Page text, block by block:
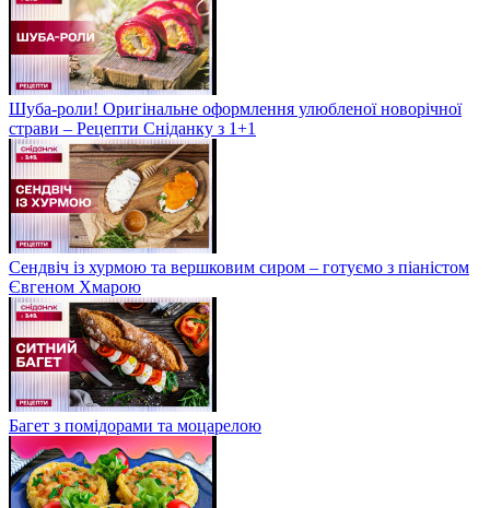
Шуба-роли! Оригінальне оформлення улюбленої новорічної
страви – Рецепти Сніданку з 1+1
Сендвіч із хурмою та вершковим сиром – готуємо з піаністом
Євгеном Хмарою
Багет з помідорами та моцарелою